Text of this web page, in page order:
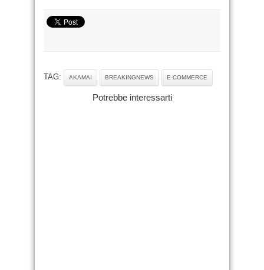
TAG: AKAMAI BREAKINGNEWS E-COMMERCE
Potrebbe interessarti